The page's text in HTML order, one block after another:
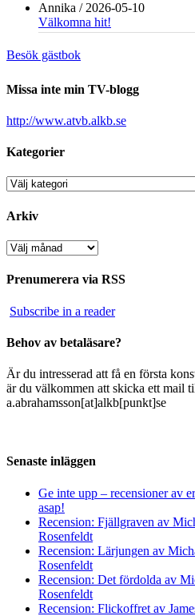
Annika / 2026-05-10
Välkomna hit!
Besök gästbok
Missa inte min TV-blogg
http://www.atvb.alkb.se
Kategorier
Kategorier
Arkiv
Arkiv
Prenumerera via RSS
Subscribe in a reader
Behov av betaläsare?
Är du intresserad att få en första
är du välkommen att skicka ett mail
a.abrahamsson[at]alkb[punkt]se
Senaste inläggen
Ge inte upp – recensioner av
asap!
Recension: Fjällgraven av
Rosenfeldt
Recension: Lärjungen av
Rosenfeldt
Recension: Det fördolda av
Rosenfeldt
Recension: Flickoffret av